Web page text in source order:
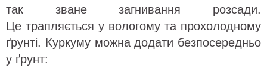
так зване загнивання розсади.
Це трапляється у вологому та прохолодному
ґрунті. Куркуму можна додати безпосередньо
у ґрунт: